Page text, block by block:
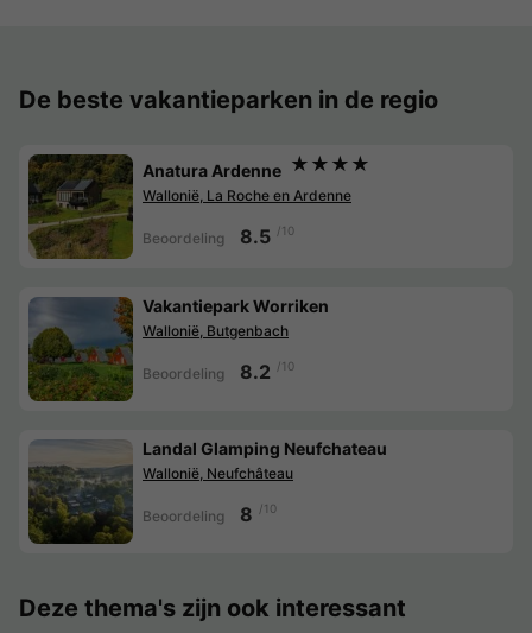
De beste vakantieparken in de regio
Anatura Ardenne ★★★★
Wallonië, La Roche en Ardenne
Beoordeling 8.5 /10
Vakantiepark Worriken
Wallonië, Butgenbach
Beoordeling 8.2 /10
Landal Glamping Neufchateau
Wallonië, Neufchâteau
Beoordeling 8 /10
Deze thema's zijn ook interessant